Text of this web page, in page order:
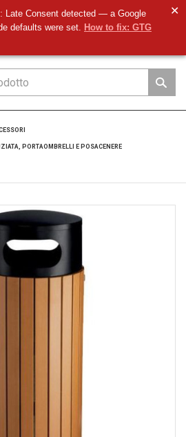
Late Consent detected — a Google
defaults were set. How to fix: GTG
✕
PORTAOMBRELLI E POSACENERE